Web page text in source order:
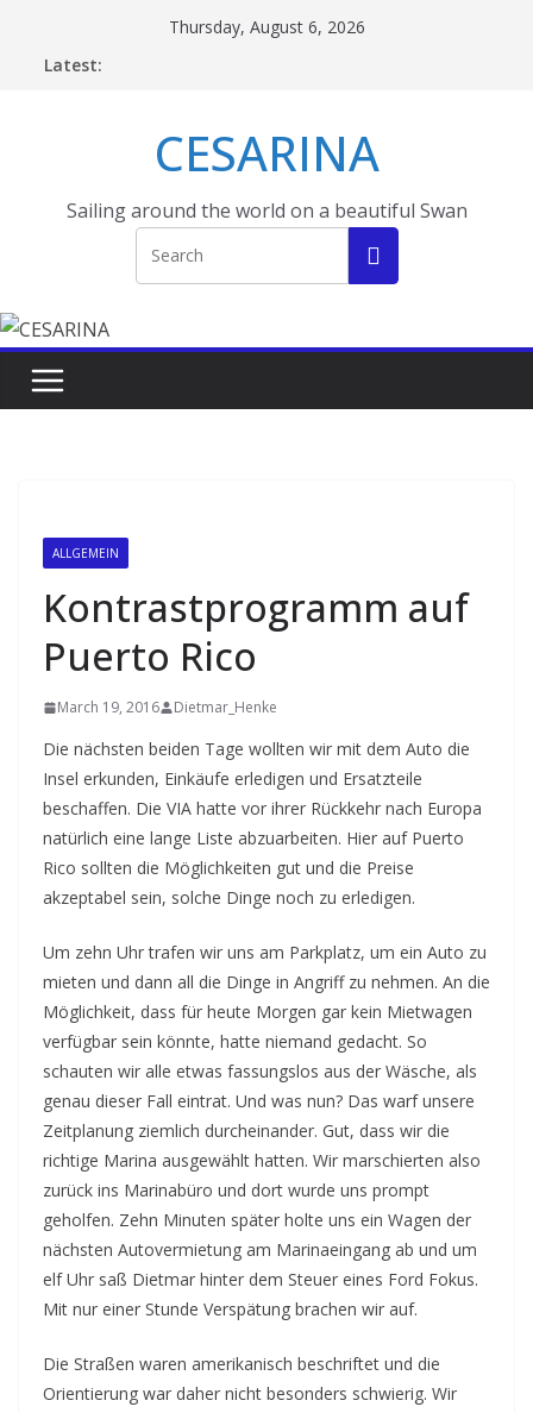
Thursday, August 6, 2026
Latest:
CESARINA
Sailing around the world on a beautiful Swan
ALLGEMEIN
Kontrastprogramm auf
Puerto Rico
March 19, 2016 Dietmar_Henke
Die nächsten beiden Tage wollten wir mit dem Auto die
Insel erkunden, Einkäufe erledigen und Ersatzteile
beschaffen. Die VIA hatte vor ihrer Rückkehr nach Europa
natürlich eine lange Liste abzuarbeiten. Hier auf Puerto
Rico sollten die Möglichkeiten gut und die Preise
akzeptabel sein, solche Dinge noch zu erledigen.
Um zehn Uhr trafen wir uns am Parkplatz, um ein Auto zu
mieten und dann all die Dinge in Angriff zu nehmen. An die
Möglichkeit, dass für heute Morgen gar kein Mietwagen
verfügbar sein könnte, hatte niemand gedacht. So
schauten wir alle etwas fassungslos aus der Wäsche, als
genau dieser Fall eintrat. Und was nun? Das warf unsere
Zeitplanung ziemlich durcheinander. Gut, dass wir die
richtige Marina ausgewählt hatten. Wir marschierten also
zurück ins Marinabüro und dort wurde uns prompt
geholfen. Zehn Minuten später holte uns ein Wagen der
nächsten Autovermietung am Marinaeingang ab und um
elf Uhr saß Dietmar hinter dem Steuer eines Ford Fokus.
Mit nur einer Stunde Verspätung brachen wir auf.
Die Straßen waren amerikanisch beschriftet und die
Orientierung war daher nicht besonders schwierig. Wir